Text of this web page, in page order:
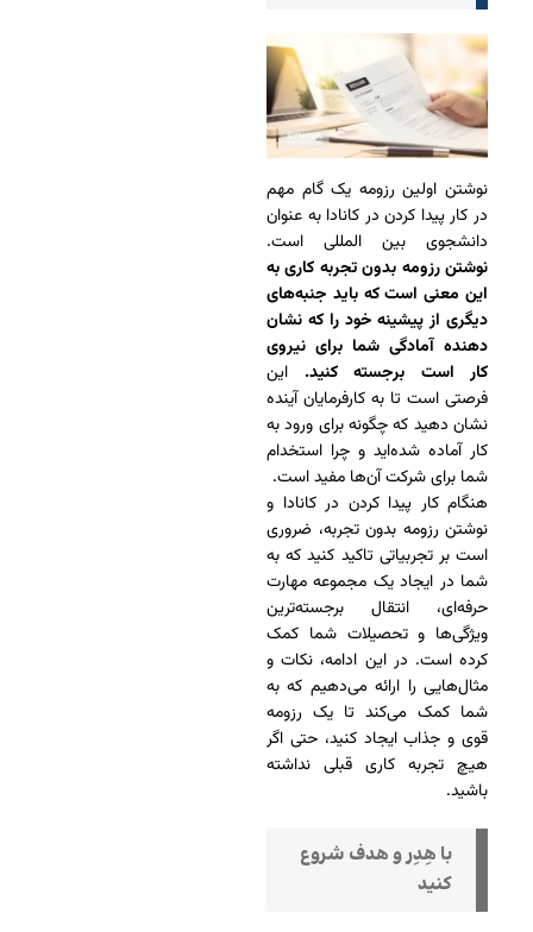
نوشتن اولین رزومه یک گام مهم
در کار پیدا کردن در کانادا به عنوان
دانشجوی بین المللی است.
نوشتن رزومه بدون تجربه کاری به
این معنی است که باید جنبه‌های
دیگری از پیشینه خود را که نشان
دهنده آمادگی شما برای نیروی
کار است برجسته کنید. این
فرصتی است تا به کارفرمایان آینده
نشان دهید که چگونه برای ورود به
کار آماده شده‌اید و چرا استخدام
شما برای شرکت آن‌ها مفید است.
هنگام کار پیدا کردن در کانادا و
نوشتن رزومه بدون تجربه، ضروری
است بر تجربیاتی تاکید کنید که به
شما در ایجاد یک مجموعه مهارت
حرفه‌ای، انتقال برجسته‌ترین
ویژگی‌ها و تحصیلات شما کمک
کرده است. در این ادامه، نکات و
مثال‌هایی را ارائه می‌دهیم که به
شما کمک می‌کند تا یک رزومه
قوی و جذاب ایجاد کنید، حتی اگر
هیچ تجربه کاری قبلی نداشته
باشید.
با هِدِر و هدف شروع
کنید